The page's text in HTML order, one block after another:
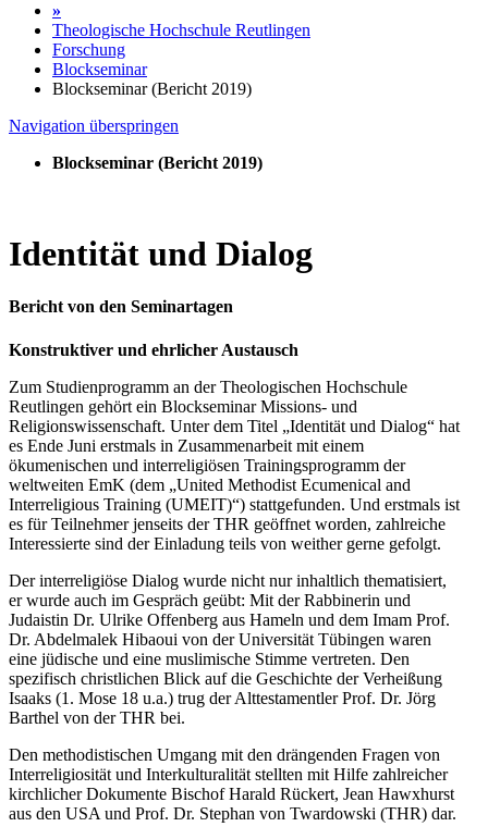
»
Theologische Hochschule Reutlingen
Forschung
Blockseminar
Blockseminar (Bericht 2019)
Navigation überspringen
Blockseminar (Bericht 2019)
Identität und Dialog
Bericht von den Seminartagen
Konstruktiver und ehrlicher Austausch
Zum Studienprogramm an der Theologischen Hochschule
Reutlingen gehört ein Blockseminar Missions- und
Religionswissenschaft. Unter dem Titel „Identität und Dialog“ hat
es Ende Juni erstmals in Zusammenarbeit mit einem
ökumenischen und interreligiösen Trainingsprogramm der
weltweiten EmK (dem „United Methodist Ecumenical and
Interreligious Training (UMEIT)“) stattgefunden. Und erstmals ist
es für Teilnehmer jenseits der THR geöffnet worden, zahlreiche
Interessierte sind der Einladung teils von weither gerne gefolgt.
Der interreligiöse Dialog wurde nicht nur inhaltlich thematisiert,
er wurde auch im Gespräch geübt: Mit der Rabbinerin und
Judaistin Dr. Ulrike Offenberg aus Hameln und dem Imam Prof.
Dr. Abdelmalek Hibaoui von der Universität Tübingen waren
eine jüdische und eine muslimische Stimme vertreten. Den
spezifisch christlichen Blick auf die Geschichte der Verheißung
Isaaks (1. Mose 18 u.a.) trug der Alttestamentler Prof. Dr. Jörg
Barthel von der THR bei.
Den methodistischen Umgang mit den drängenden Fragen von
Interreligiosität und Interkulturalität stellten mit Hilfe zahlreicher
kirchlicher Dokumente Bischof Harald Rückert, Jean Hawxhurst
aus den USA und Prof. Dr. Stephan von Twardowski (THR) dar.